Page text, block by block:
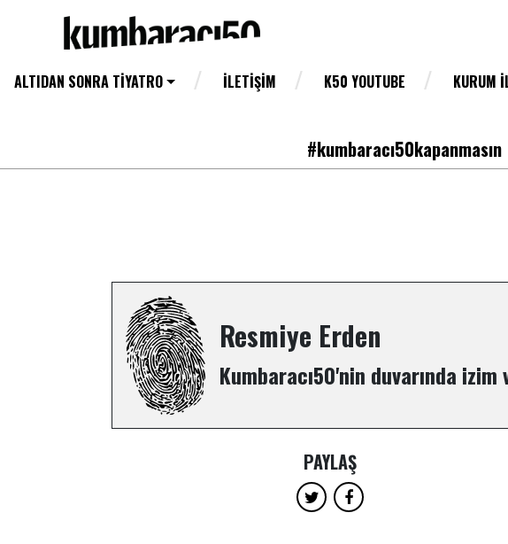
ALTIDAN SONRA TIYATRO İLETIŞIM K50 YOUTUBE KURUM
#kumbaracı50kapanmasın
Resmiye Erden
Kumbaracı50'nin duvarında izim
PAYLAŞ